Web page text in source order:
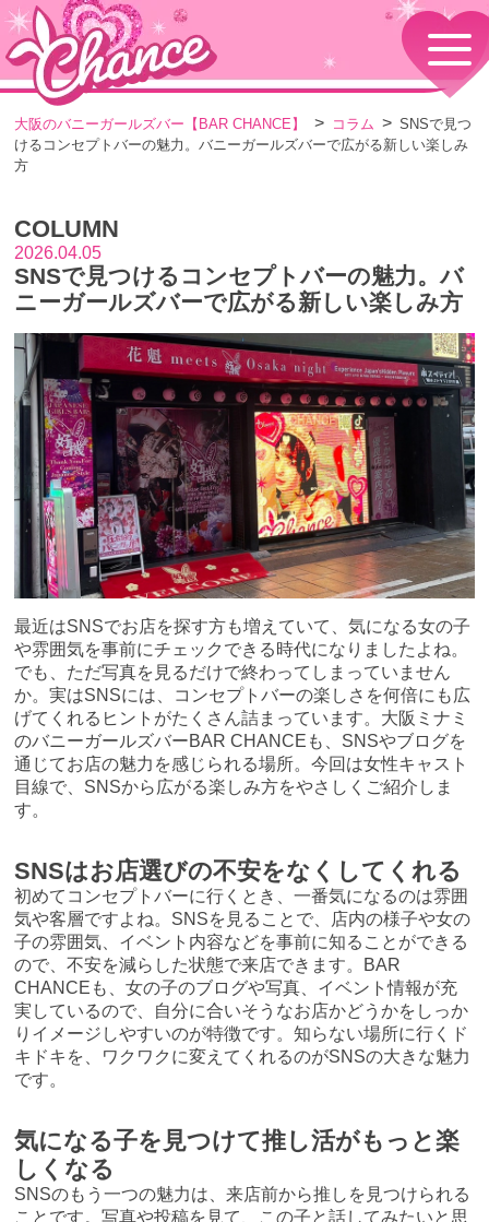
HOME
TOPページ
コンセプト
GIRLS
メニュー・料金
EVENTS
SHOP
店舗情報・よくある質問
VISITORS TO JAPAN
外国人観光客向け
RECRUIT
採用情報
大阪のバニーガールズバー【BAR CHANCE】 コラム
SNSで見つ
けるコンセプトバーの魅力。バニーガールズバーで広がる新しい楽しみ
方
COLUMN
2026.04.05
SNSで見つけるコンセプトバーの魅力。バ
ニーガールズバーで広がる新しい楽しみ方
最近はSNSでお店を探す方も増えていて、気になる女の子
や雰囲気を事前にチェックできる時代になりましたよね。
でも、ただ写真を見るだけで終わってしまっていません
か。実はSNSには、コンセプトバーの楽しさを何倍にも広
げてくれるヒントがたくさん詰まっています。大阪ミナミ
のバニーガールズバーBAR CHANCEも、SNSやブログを
通じてお店の魅力を感じられる場所。今回は女性キャスト
目線で、SNSから広がる楽しみ方をやさしくご紹介しま
す。
SNSはお店選びの不安をなくしてくれる
初めてコンセプトバーに行くとき、一番気になるのは雰囲
気や客層ですよね。SNSを見ることで、店内の様子や女の
子の雰囲気、イベント内容などを事前に知ることができる
ので、不安を減らした状態で来店できます。BAR
CHANCEも、女の子のブログや写真、イベント情報が充
実しているので、自分に合いそうなお店かどうかをしっか
りイメージしやすいのが特徴です。知らない場所に行くド
キドキを、ワクワクに変えてくれるのがSNSの大きな魅力
です。
気になる子を見つけて推し活がもっと楽
しくなる
SNSのもう一つの魅力は、来店前から推しを見つけられる
ことです。写真や投稿を見て、この子と話してみたいと思